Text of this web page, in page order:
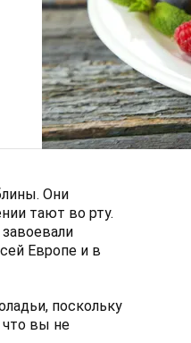
Они
тают во рту.
Европе и в
поскольку
что вы не